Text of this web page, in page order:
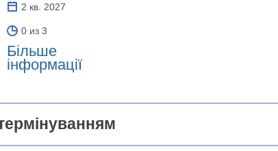
2 кв. 2027
0 из 3
Більше
інформації